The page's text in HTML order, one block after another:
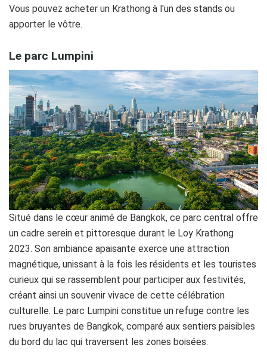
Vous pouvez acheter un Krathong à l'un des stands ou
apporter le vôtre.
Le parc Lumpini
Situé dans le cœur animé de Bangkok, ce parc central offre
un cadre serein et pittoresque durant le Loy Krathong
2023. Son ambiance apaisante exerce une attraction
magnétique, unissant à la fois les résidents et les touristes
curieux qui se rassemblent pour participer aux festivités,
créant ainsi un souvenir vivace de cette célébration
culturelle. Le parc Lumpini constitue un refuge contre les
rues bruyantes de Bangkok, comparé aux sentiers paisibles
du bord du lac qui traversent les zones boisées.